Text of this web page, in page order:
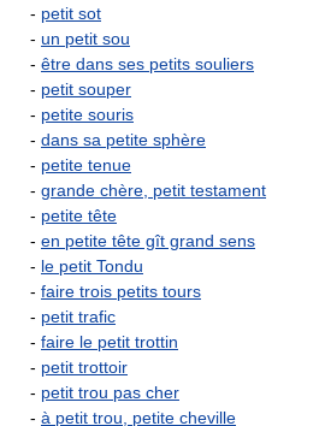
- petit sot
- un petit sou
- être dans ses petits souliers
- petit souper
- petite souris
- dans sa petite sphère
- petite tenue
- grande chère, petit testament
- petite tête
- en petite tête gît grand sens
- le petit Tondu
- faire trois petits tours
- petit trafic
- faire le petit trottin
- petit trottoir
- petit trou pas cher
- à petit trou, petite cheville